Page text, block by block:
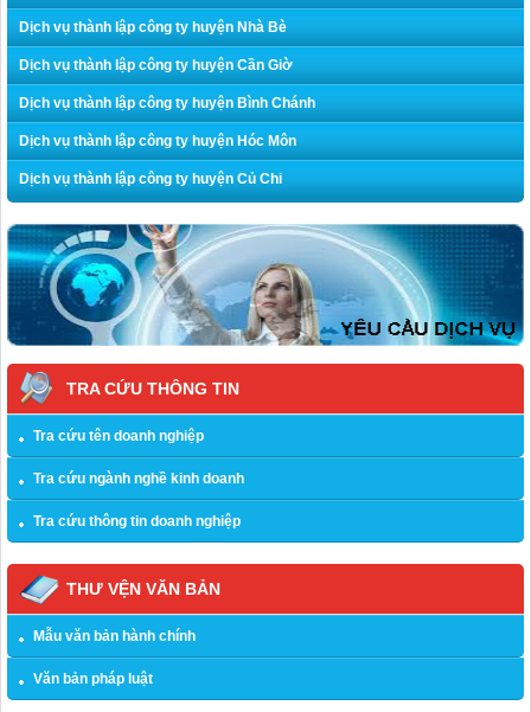
Dịch vụ thành lập công ty huyện Nhà Bè
Dịch vụ thành lập công ty huyện Cần Giờ
Dịch vụ thành lập công ty huyện Bình Chánh
Dịch vụ thành lập công ty huyện Hóc Môn
Dịch vụ thành lập công ty huyện Củ Chi
TRA CỨU THÔNG TIN
Tra cứu tên doanh nghiệp
Tra cứu ngành nghề kinh doanh
Tra cứu thông tin doanh nghiệp
THƯ VỆN VĂN BẢN
Mẫu văn bản hành chính
Văn bản pháp luật